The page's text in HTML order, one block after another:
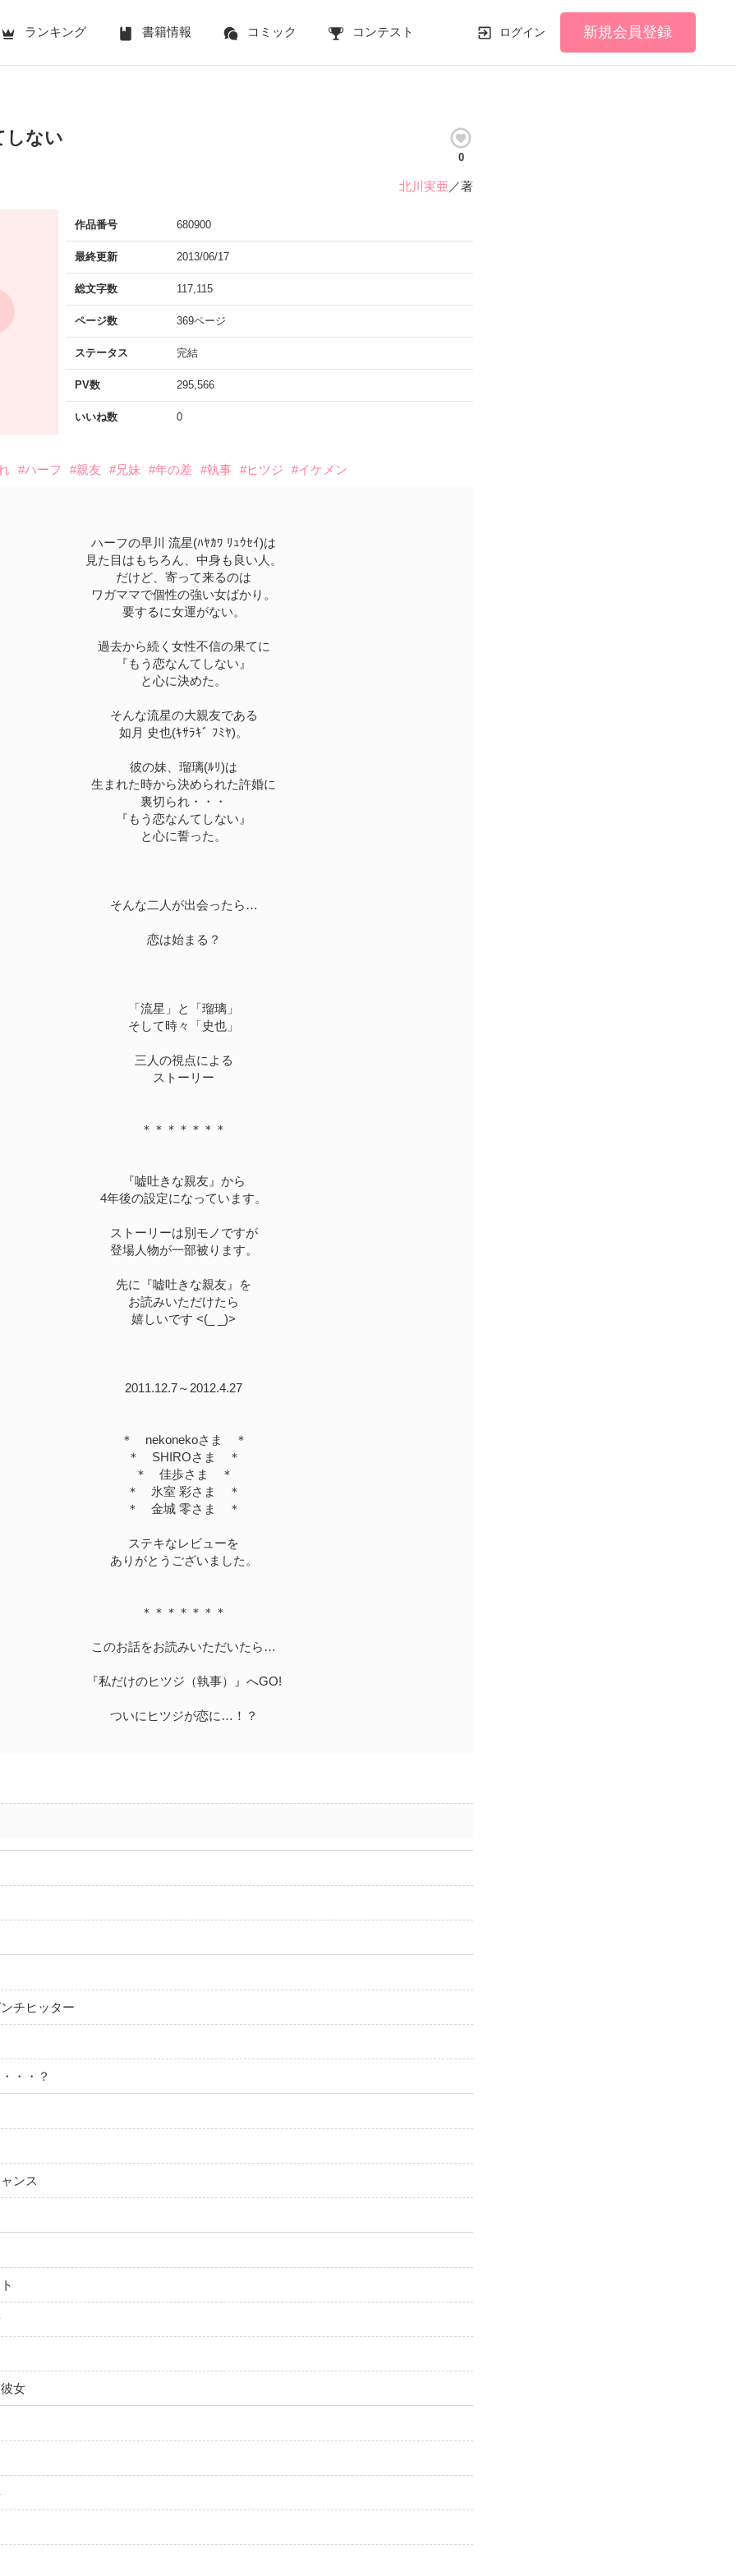
ランキング 書籍情報 コミック コンテスト ログイン 新規会員登録
しない
0
北川実亜 ／著
作品番号 680900
最終更新 2013/06/17
総文字数 117,115
ページ数 369ページ
ステータス 完結
PV数 295,566
いいね数 0
#ハーフ #親友 #兄妹 #年の差 #執事 #ヒツジ #イケメン
ハーフの早川 流星(ﾊﾔｶﾜ ﾘｭｳｾｲ)は
見た目はもちろん、中身も良い人。
だけど、寄って来るのは
ワガママで個性の強い女ばかり。
要するに女運がない。
過去から続く女性不信の果てに
『もう恋なんてしない』
と心に決めた。
そんな流星の大親友である
如月 史也(ｷｻﾗｷﾞ ﾌﾐﾔ)。
彼の妹、瑠璃(ﾙﾘ)は
生まれた時から決められた許婚に
裏切られ・・・
『もう恋なんてしない』
と心に誓った。
そんな二人が出会ったら…
恋は始まる？
「流星」と「瑠璃」
そして時々「史也」
三人の視点による
ストーリー
＊＊＊＊＊＊＊
『嘘吐きな親友』から
4年後の設定になっています。
ストーリーは別モノですが
登場人物が一部被ります。
先に『嘘吐きな親友』を
お読みいただけたら
嬉しいです <(_ _)>
2011.12.7～2012.4.27
＊ nekonekoさま ＊
＊ SHIROさま ＊
＊ 佳歩さま ＊
＊ 氷室 彩さま ＊
＊ 金城 零さま ＊
ステキなレビューを
ありがとうございました。
＊＊＊＊＊＊＊
このお話をお読みいただいたら…
『私だけのヒツジ（執事）』へGO!
ついにヒツジが恋に…！？
チヒッター
・・？
ンス
女